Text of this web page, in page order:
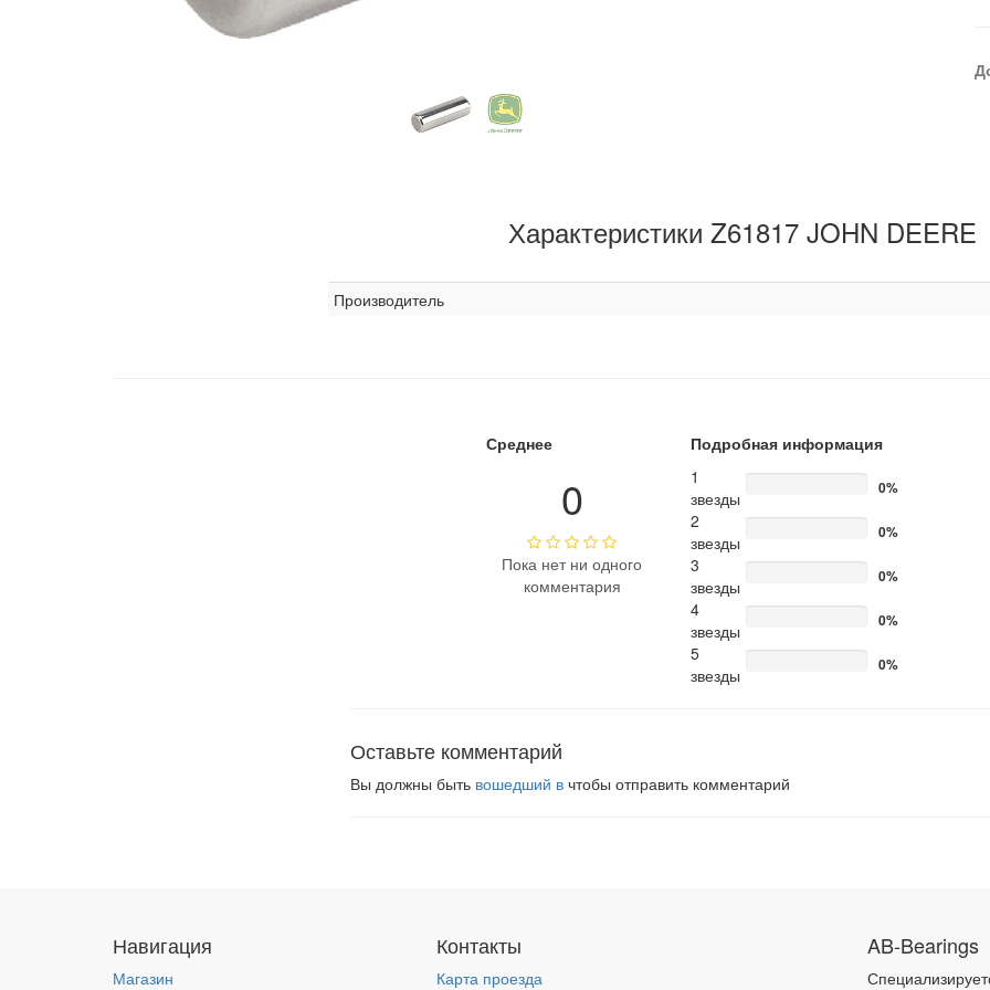
Характеристики Z61817 JOHN DEERE
Производитель
Среднее
0
Пока нет ни одного
комментария
Подробная информация
1
звезды
0%
2
звезды
0%
3
звезды
0%
4
звезды
0%
5
звезды
0%
Оставьте комментарий
Вы должны быть вошедший в чтобы отправить комментарий
Навигация
Магазин
Контакты
Карта проезда
AB-Bearings